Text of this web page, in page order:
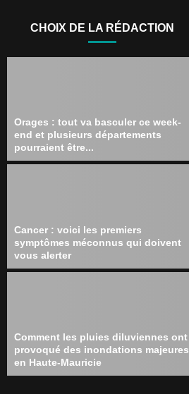
CHOIX DE LA RÉDACTION
Orages : tout va basculer ce week-
end et plusieurs départements
pourraient être...
Cancer : voici les premiers
symptômes méconnus qui doivent
vous alerter
Comment les pluies diluviennes ont
provoqué des inondations majeures
en Haute-Mauricie